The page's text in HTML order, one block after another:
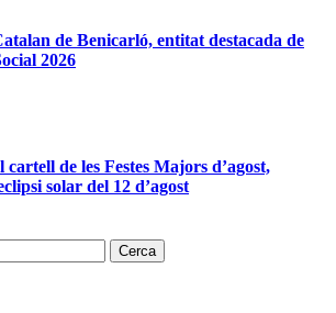
de Benicarló, entitat destacada de
2026
cartell de les Festes Majors d’agost,
solar del 12 d’agost